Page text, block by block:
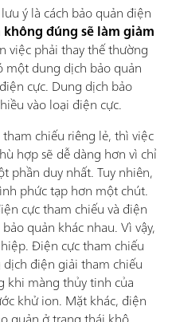
ý là cách bảo quản điện
đúng sẽ làm giảm
việc phải thay thế thường
một dung dịch bảo quản
cực. Dung dịch bảo
vào loại điện cực.
chiếu riêng lẻ, thì việc
hợp sẽ dễ dàng hơn vì chỉ
phần duy nhất. Tuy nhiên,
phức tạp hơn một chút.
cực tham chiếu và điện
quản khác nhau. Vì vậy,
Điện cực tham chiếu
điện giải tham chiếu
khi màng thủy tinh của
khử ion. Mặt khác, điện